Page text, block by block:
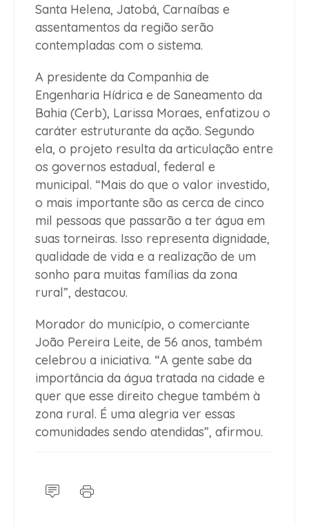
Santa Helena, Jatobá, Carnaíbas e
assentamentos da região serão
contempladas com o sistema.
A presidente da Companhia de
Engenharia Hídrica e de Saneamento da
Bahia (Cerb), Larissa Moraes, enfatizou o
caráter estruturante da ação. Segundo
ela, o projeto resulta da articulação entre
os governos estadual, federal e
municipal. “Mais do que o valor investido,
o mais importante são as cerca de cinco
mil pessoas que passarão a ter água em
suas torneiras. Isso representa dignidade,
qualidade de vida e a realização de um
sonho para muitas famílias da zona
rural”, destacou.
Morador do município, o comerciante
João Pereira Leite, de 56 anos, também
celebrou a iniciativa. “A gente sabe da
importância da água tratada na cidade e
quer que esse direito chegue também à
zona rural. É uma alegria ver essas
comunidades sendo atendidas”, afirmou.